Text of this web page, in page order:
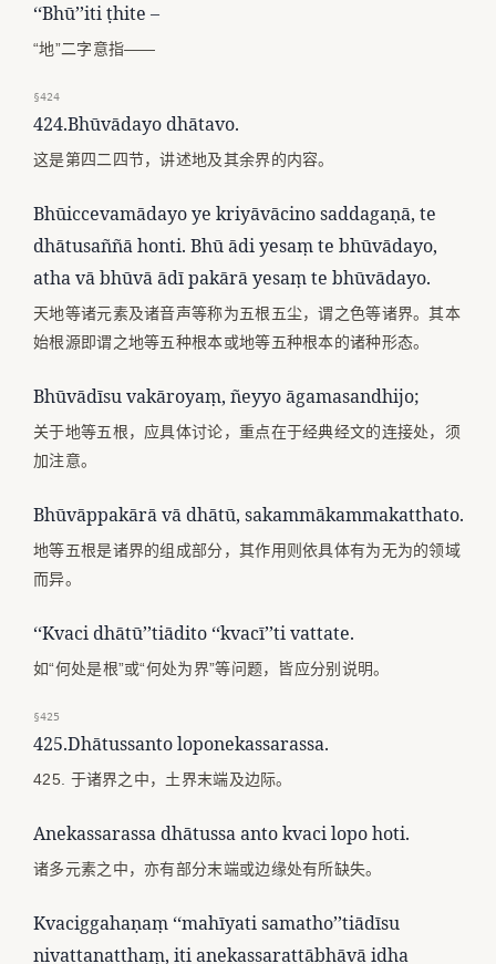
‘‘Bhū’’iti ṭhite –
“地”二字意指——
§424
424.Bhūvādayo dhātavo.
这是第四二四节，讲述地及其余界的内容。
Bhūiccevamādayo ye kriyāvācino saddagaṇā, te
dhātusaññā honti. Bhū ādi yesaṃ te bhūvādayo,
atha vā bhūvā ādī pakārā yesaṃ te bhūvādayo.
天地等诸元素及诸音声等称为五根五尘，谓之色等诸界。其本
始根源即谓之地等五种根本或地等五种根本的诸种形态。
Bhūvādīsu vakāroyaṃ, ñeyyo āgamasandhijo;
关于地等五根，应具体讨论，重点在于经典经文的连接处，须
加注意。
Bhūvāppakārā vā dhātū, sakammākammakatthato.
地等五根是诸界的组成部分，其作用则依具体有为无为的领域
而异。
‘‘Kvaci dhātū’’tiādito ‘‘kvacī’’ti vattate.
如“何处是根”或“何处为界”等问题，皆应分别说明。
§425
425.Dhātussanto loponekassarassa.
425. 于诸界之中，土界末端及边际。
Anekassarassa dhātussa anto kvaci lopo hoti.
诸多元素之中，亦有部分末端或边缘处有所缺失。
Kvaciggahaṇaṃ ‘‘mahīyati samatho’’tiādīsu
nivattanatthaṃ, iti anekassarattābhāvā idha